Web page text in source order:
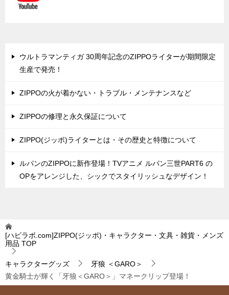
ウルトラマンティガ 30周年記念のZIPPOライターが期間限定
生産で発売！
ZIPPOの火が着かない・トラブル・メンテナンスなど
ZIPPOの修理と永久保証について
ZIPPO(ジッポ)ライターとは・その歴史と特徴について
ルパンのZIPPOに新作登場！TVアニメ ルパン三世PART6 の
OPをアレンジした、シックでスタイリッシュなデザイン！
[ハピラボ.com]ZIPPO(ジッポ)・キャラクター・文具・雑貨・メンズ
用品 TOP
キャラクターグッズ
牙狼 ＜GARO＞
黄金騎士が輝く「牙狼＜GARO＞」マネークリップ登場！